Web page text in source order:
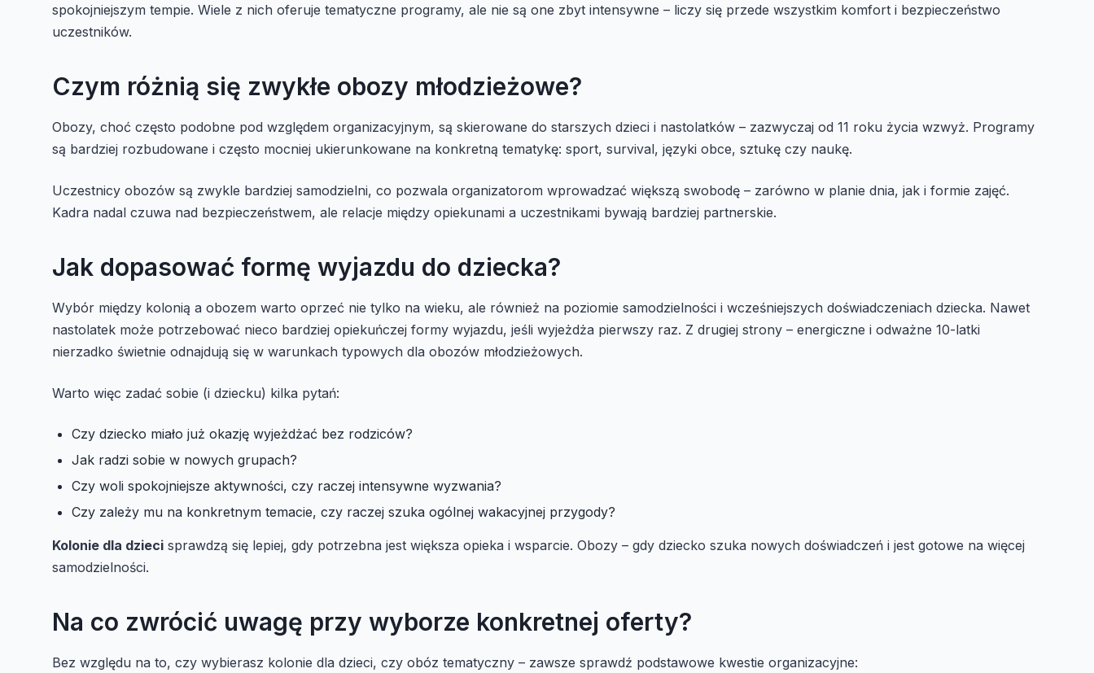
spokojniejszym tempie. Wiele z nich oferuje tematyczne programy, ale nie są one zbyt intensywne – liczy się przede wszystkim komfort i bezpieczeństwo
uczestników.
Czym różnią się zwykłe obozy młodzieżowe?
Obozy, choć często podobne pod względem organizacyjnym, są skierowane do starszych dzieci i nastolatków – zazwyczaj od 11 roku życia wzwyż. Programy
są bardziej rozbudowane i często mocniej ukierunkowane na konkretną tematykę: sport, survival, języki obce, sztukę czy naukę.
Uczestnicy obozów są zwykle bardziej samodzielni, co pozwala organizatorom wprowadzać większą swobodę – zarówno w planie dnia, jak i formie zajęć.
Kadra nadal czuwa nad bezpieczeństwem, ale relacje między opiekunami a uczestnikami bywają bardziej partnerskie.
Jak dopasować formę wyjazdu do dziecka?
Wybór między kolonią a obozem warto oprzeć nie tylko na wieku, ale również na poziomie samodzielności i wcześniejszych doświadczeniach dziecka. Nawet
nastolatek może potrzebować nieco bardziej opiekuńczej formy wyjazdu, jeśli wyjeżdża pierwszy raz. Z drugiej strony – energiczne i odważne 10-latki
nierzadko świetnie odnajdują się w warunkach typowych dla obozów młodzieżowych.
Warto więc zadać sobie (i dziecku) kilka pytań:
Czy dziecko miało już okazję wyjeżdżać bez rodziców?
Jak radzi sobie w nowych grupach?
Czy woli spokojniejsze aktywności, czy raczej intensywne wyzwania?
Czy zależy mu na konkretnym temacie, czy raczej szuka ogólnej wakacyjnej przygody?
Kolonie dla dzieci sprawdzą się lepiej, gdy potrzebna jest większa opieka i wsparcie. Obozy – gdy dziecko szuka nowych doświadczeń i jest gotowe na więcej
samodzielności.
Na co zwrócić uwagę przy wyborze konkretnej oferty?
Bez względu na to, czy wybierasz kolonie dla dzieci, czy obóz tematyczny – zawsze sprawdź podstawowe kwestie organizacyjne: